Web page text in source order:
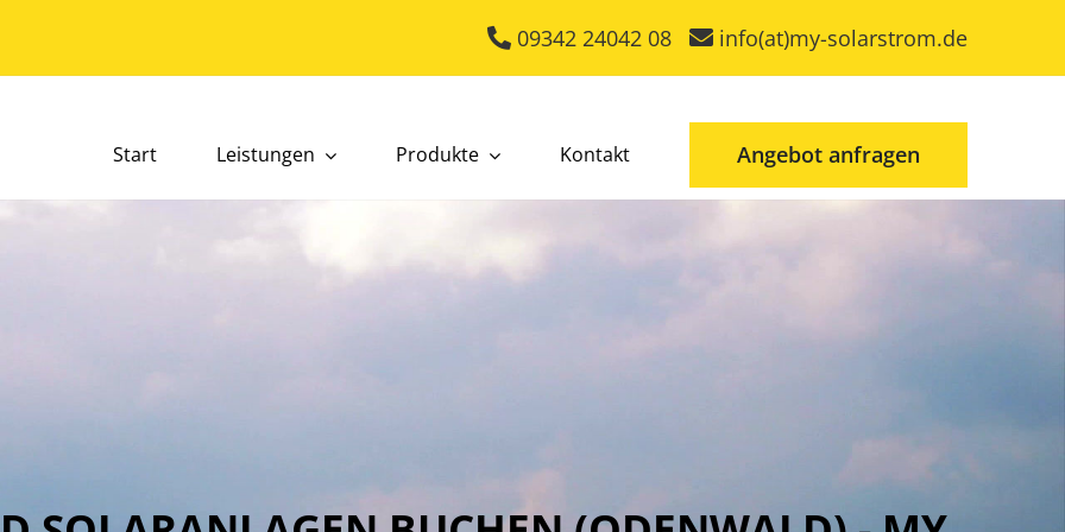
09342 24042 08 info(at)my-solarstrom.de
Start Leistungen Produkte Kontakt Angebot anfragen